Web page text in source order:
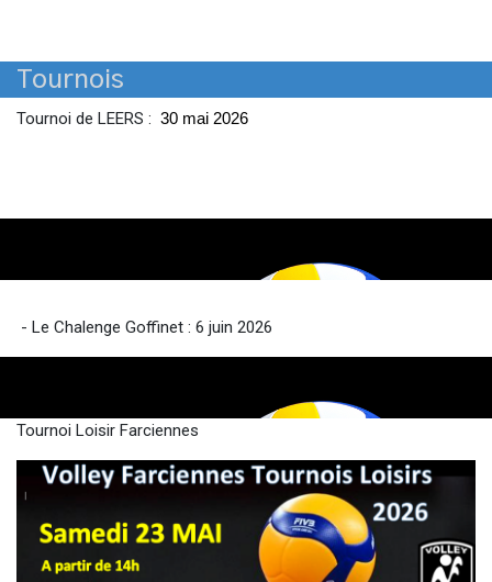
Tournois
Tournoi de LEERS : 30 mai 2026
- Le Chalenge Goffinet : 6 juin 2026
Tournoi Loisir Farciennes